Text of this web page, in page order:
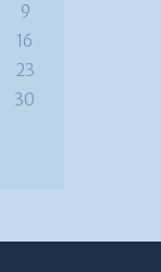
9
16
23
30